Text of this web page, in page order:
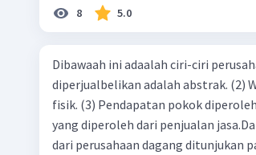
jurnal pembalik yang benar adalah ....
8 5.0
Dibawaah ini adaalah ciri-ciri
diperjualbelikan adalah abstrak. (2)
fisik. (3) Pendapatan pokok
yang diperoleh dari penjualan
dari perusahaan dagang ditunjukan